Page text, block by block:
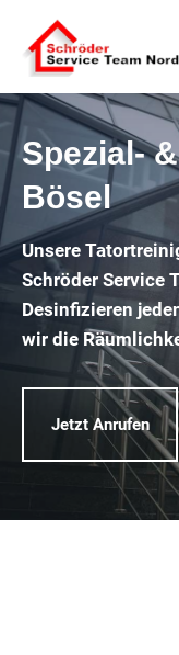
Spezial-
Bösel
Unsere
Schröder Service
Desinfizieren
wir die
Jetzt Anrufen